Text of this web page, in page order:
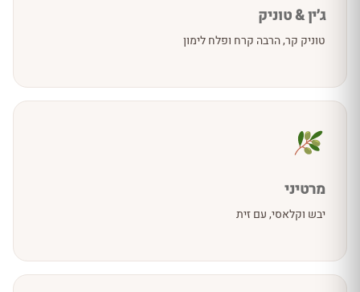
ג׳ין & טוניק
טוניק קר, הרבה קרח ופלח לימון
מרטיני
יבש וקלאסי, עם זית